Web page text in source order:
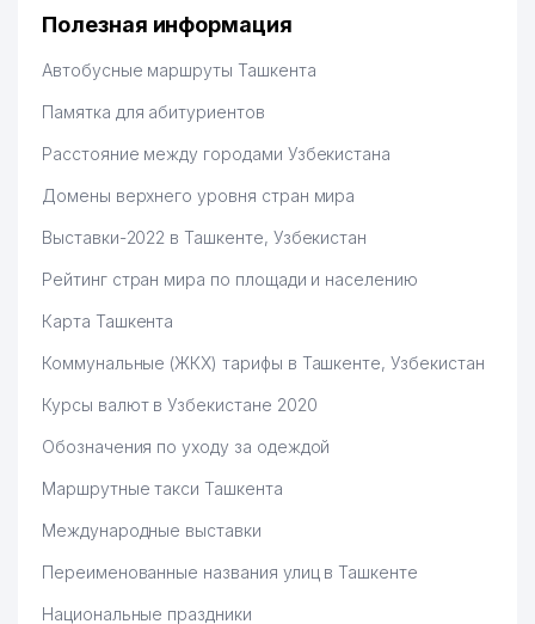
Полезная информация
Автобусные маршруты Ташкента
Памятка для абитуриентов
Расстояние между городами Узбекистана
Домены верхнего уровня стран мира
Выставки-2022 в Ташкенте, Узбекистан
Рейтинг стран мира по площади и населению
Карта Ташкента
Коммунальные (ЖКХ) тарифы в Ташкенте, Узбекистан
Курсы валют в Узбекистане 2020
Обозначения по уходу за одеждой
Маршрутные такси Ташкента
Международные выставки
Переименованные названия улиц в Ташкенте
Национальные праздники